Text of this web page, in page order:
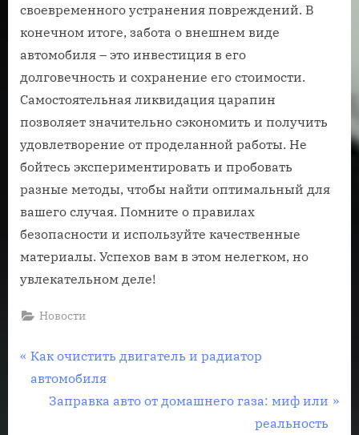
своевременного устранения повреждений. В
конечном итоге, забота о внешнем виде
автомобиля – это инвестиция в его
долговечность и сохранение его стоимости.
Самостоятельная ликвидация царапин
позволяет значительно сэкономить и получить
удовлетворение от проделанной работы. Не
бойтесь экспериментировать и пробовать
разные методы, чтобы найти оптимальный для
вашего случая. Помните о правилах
безопасности и используйте качественные
материалы. Успехов вам в этом нелегком, но
увлекательном деле!
Новости
Навигация
П
р
Как очистить двигатель и радиатор
автомобиля
С
Заправка авто от домашнего газа: миф или
реальность